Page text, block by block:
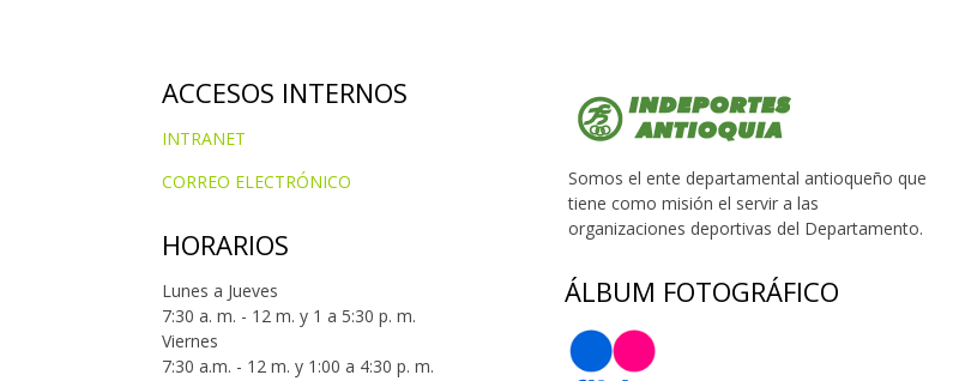
ACCESOS INTERNOS
INTRANET
CORREO ELECTRÓNICO
HORARIOS
Lunes a Jueves
7:30 a. m. - 12 m. y 1 a 5:30 p. m.
Viernes
7:30 a.m. - 12 m. y 1:00 a 4:30 p. m.
Somos el ente departamental antioqueño que
tiene como misión el servir a las
organizaciones deportivas del Departamento.
ÁLBUM FOTOGRÁFICO